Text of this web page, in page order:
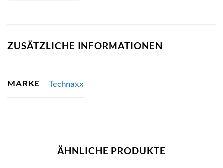
ZUSÄTZLICHE INFORMATIONEN
MARKE Technaxx
ÄHNLICHE PRODUKTE